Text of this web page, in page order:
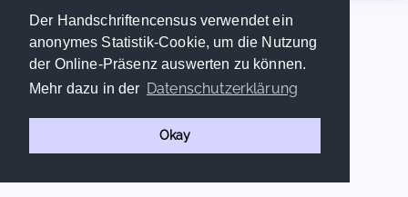
Der Handschriftencensus verwendet ein
anonymes Statistik-Cookie, um die Nutzung
der Online-Präsenz auswerten zu können.
Mehr dazu in der Datenschutzerklärung
Okay